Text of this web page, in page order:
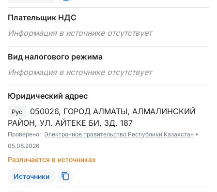
Плательщик НДС
Информация в источнике отсутствует
Вид налогового режима
Информация в источнике отсутствует
Юридический адрес
Рус
050026, ГОРОД АЛМАТЫ, АЛМАЛИНСКИЙ
РАЙОН, УЛ. АЙТЕКЕ БИ, ЗД. 187
Проверено: Электронное правительство Республики Казахстан
05.08.2026
Различается в источниках
Источники